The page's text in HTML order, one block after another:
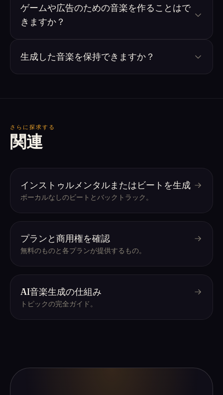
ゲームや広告のための音楽を作ることはで
きますか？
生成した音楽を保持できますか？
さらに探求する
関連
インストゥルメンタルまたはビートを生成
ボーカルなしのビートとバックトラック。
プランと商用権を確認
無料のものと各プランが提供するもの。
AI音楽生成の仕組み
トピックの完全ガイド。